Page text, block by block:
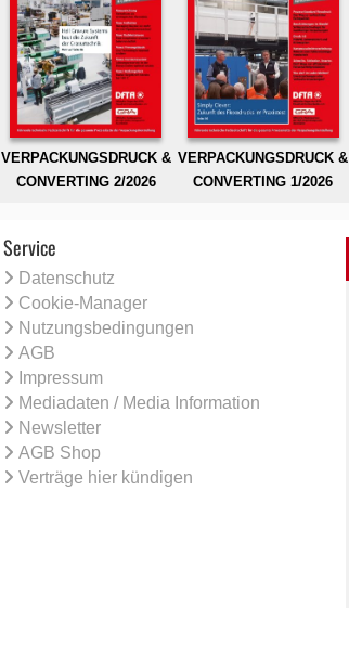
VERPACKUNGSDRUCK &
CONVERTING 2/2026
VERPACKUNGSDRUCK &
CONVERTING 1/2026
Service
Datenschutz
Cookie-Manager
Nutzungsbedingungen
AGB
Impressum
Mediadaten / Media Information
Newsletter
AGB Shop
Verträge hier kündigen